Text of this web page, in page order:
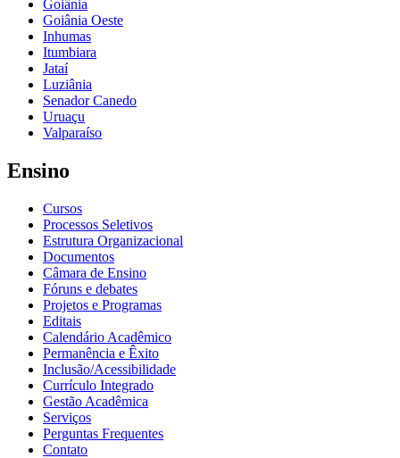
Goiânia
Goiânia Oeste
Inhumas
Itumbiara
Jataí
Luziânia
Senador Canedo
Uruaçu
Valparaíso
Ensino
Cursos
Processos Seletivos
Estrutura Organizacional
Documentos
Câmara de Ensino
Fóruns e debates
Projetos e Programas
Editais
Calendário Acadêmico
Permanência e Êxito
Inclusão/Acessibilidade
Currículo Integrado
Gestão Acadêmica
Serviços
Perguntas Frequentes
Contato